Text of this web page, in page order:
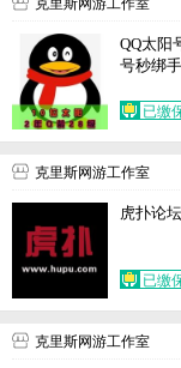
克里斯网游工作室
QQ太阳
号秒绑
已缴
克里斯网游工作室
虎扑论
已缴
克里斯网游工作室